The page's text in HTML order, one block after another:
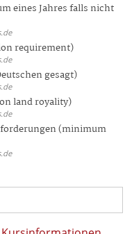
eines Jahres falls nicht
requirement)
gesagt)
land royality)
(minimum